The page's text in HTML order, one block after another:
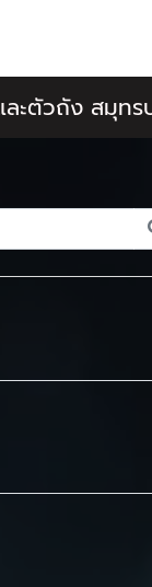
ะตัวถัง สมุทร